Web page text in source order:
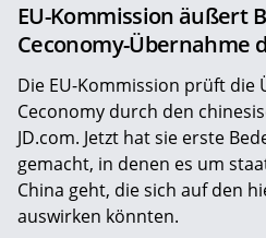
EU-Kommission äußert
Ceconomy-Übernahme
Die EU-Kommission prüft die
Ceconomy durch den
JD.com. Jetzt hat sie erste
gemacht, in denen es um
China geht, die sich auf den
auswirken könnten.